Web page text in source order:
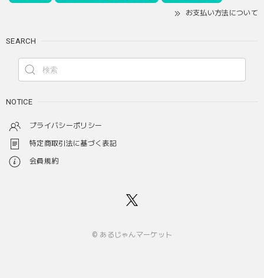
お支払い方法について
SEARCH
NOTICE
プライバシーポリシー
特定商取引法に基づく表記
会員規約
© あるじゃんマーケット